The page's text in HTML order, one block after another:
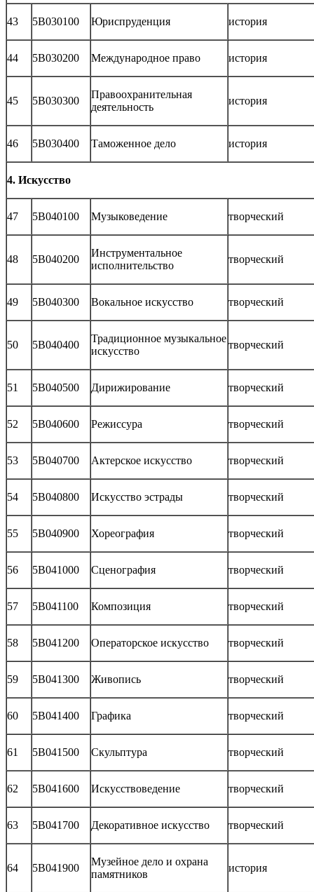
43 5В030100 Юриспруденция история
44 5В030200 Международное право история
45 5В030300
Правоохранительная
деятельность
история
46 5В030400 Таможенное дело история
4. Искусство
47 5В040100 Музыковедение творческий
48 5В040200
Инструментальное
исполнительство
творческий
49 5В040300 Вокальное искусство творческий
50 5В040400
Традиционное музыкальное
искусство
творческий
51 5В040500 Дирижирование творческий
52 5В040600 Режиссура творческий
53 5В040700 Актерское искусство творческий
54 5В040800 Искусство эстрады творческий
55 5В040900 Хореография творческий
56 5В041000 Сценография творческий
57 5В041100 Композиция творческий
58 5В041200 Операторское искусство творческий
59 5В041300 Живопись творческий
60 5В041400 Графика творческий
61 5В041500 Скульптура творческий
62 5В041600 Искусствоведение творческий
63 5В041700 Декоративное искусство творческий
64 5В041900
Музейное дело и охрана
памятников
история